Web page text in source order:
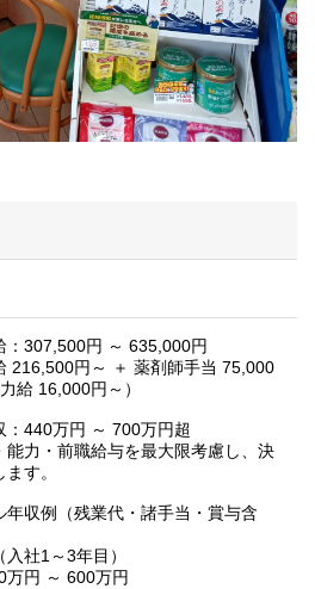
円 ～ 635,000円
216,500円～ ＋ 薬剤師手当 75,000
給 16,000円～）
：440万円 ～ 700万円超
力・前職給与を最大限考慮し、決
す。
年収例（残業代・諸手当・賞与含
社1～3年目）
万円 ～ 600万円